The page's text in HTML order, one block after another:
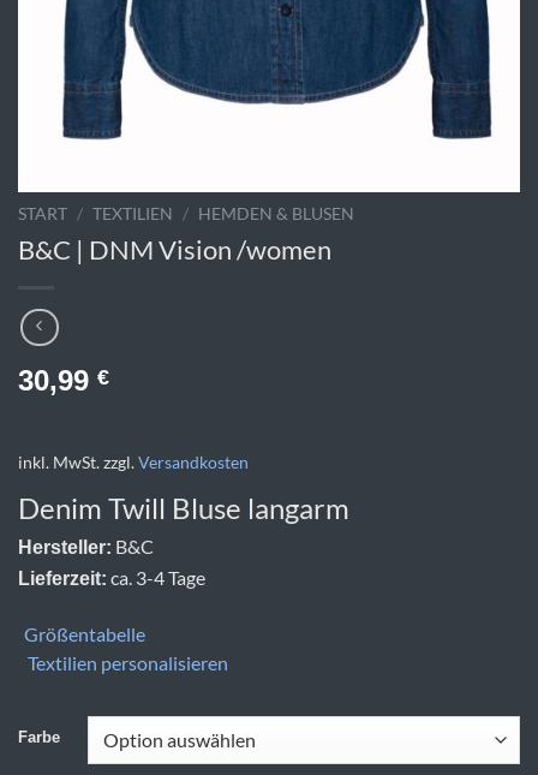
START / TEXTILIEN / HEMDEN & BLUSEN
B&C | DNM Vision /women
30,99 €
inkl. MwSt.zzgl.Versandkosten
Denim Twill Bluse langarm
Hersteller: B&C
Lieferzeit: ca. 3-4 Tage
Größentabelle
Textilien personalisieren
Farbe